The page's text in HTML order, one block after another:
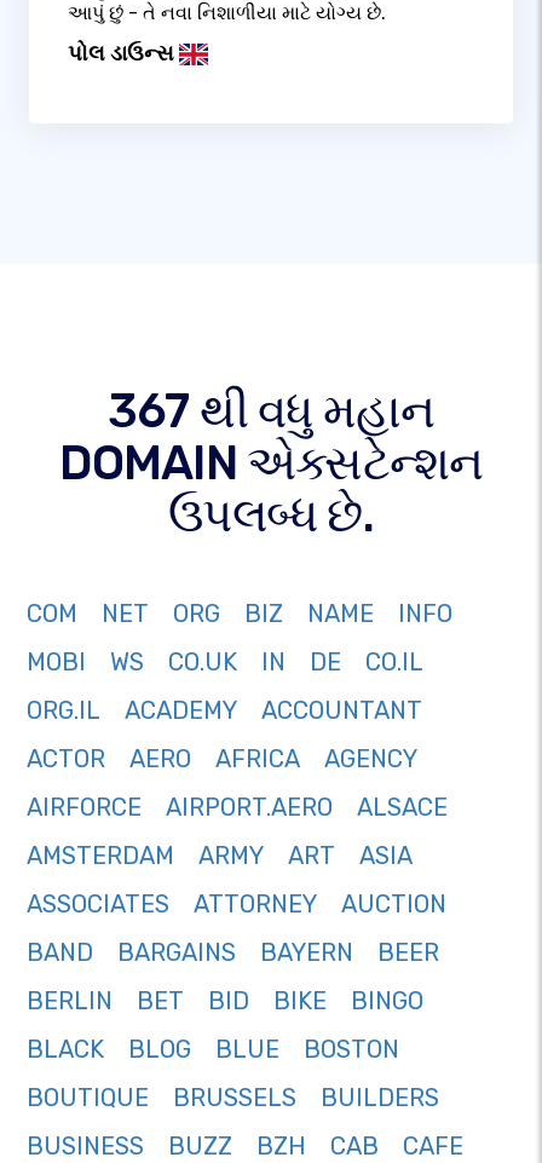
આપું છું - તે નવા નિશાળીયા માટે યોગ્ય છે.
પોલ ડાઉન્સ
367 થી વધુ મહાન
DOMAIN એક્સટેન્શન
ઉપલબ્ધ છે.
COM NET ORG BIZ NAME
INFO
MOBI
WS CO.UK IN DE
CO.IL
ORG.IL
ACADEMY
ACCOUNTANT
ACTOR
AERO AFRICA
AGENCY
AIRFORCE
AIRPORT.AERO
ALSACE
AMSTERDAM
ARMY ART
ASIA
ASSOCIATES
ATTORNEY
AUCTION
BAND
BARGAINS BAYERN
BEER
BERLIN
BET BID BIKE
BINGO
BLACK
BLOG BLUE
BOSTON
BOUTIQUE
BRUSSELS
BUILDERS
BUSINESS
BUZZ BZH CAB
CAFE